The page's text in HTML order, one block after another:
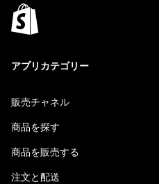
アプリカテゴリー
販売チャネル
商品を探す
商品を販売する
注文と配送